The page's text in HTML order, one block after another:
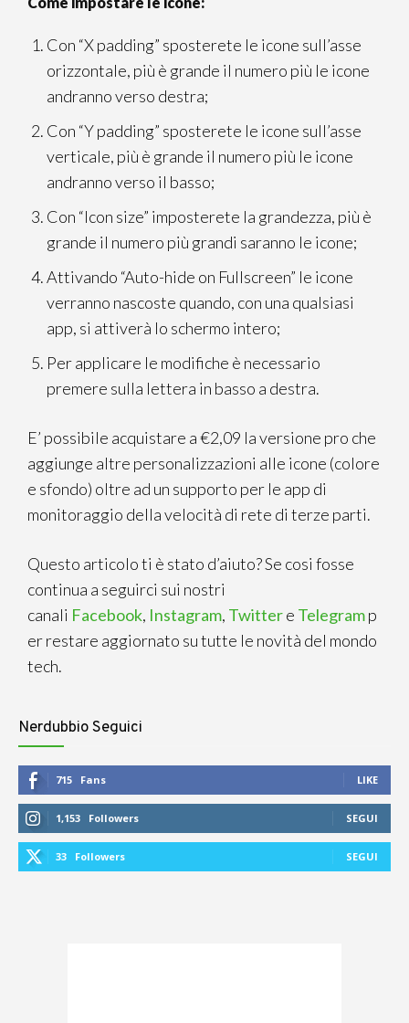
Con “X padding” sposterete le icone sull’asse
orizzontale, più è grande il numero più le icone
andranno verso destra;
Con “Y padding” sposterete le icone sull’asse
verticale, più è grande il numero più le icone
andranno verso il basso;
Con “Icon size” imposterete la grandezza, più è
grande il numero più grandi saranno le icone;
Attivando “Auto-hide on Fullscreen” le icone
verranno nascoste quando, con una qualsiasi
app, si attiverà lo schermo intero;
Per applicare le modifiche è necessario
premere sulla lettera in basso a destra.
E’ possibile acquistare a €2,09 la versione pro che
aggiunge altre personalizzazioni alle icone (colore
e sfondo) oltre ad un supporto per le app di
monitoraggio della velocità di rete di terze parti.
Questo articolo ti è stato d’aiuto? Se cosi fosse
continua a seguirci sui nostri
canali Facebook, Instagram, Twittere Telegramp
er restare aggiornato su tutte le novità del mondo
tech.
Nerdubbio Seguici
715 Fans LIKE
1,153 Followers SEGUI
33 Followers SEGUI